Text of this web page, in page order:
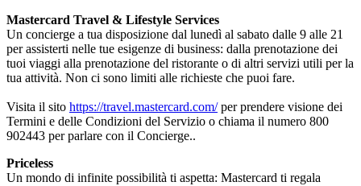
Mastercard Travel & Lifestyle Services
Un concierge a tua disposizione dal lunedì al sabato dalle 9 alle 21
per assisterti nelle tue esigenze di business: dalla prenotazione dei
tuoi viaggi alla prenotazione del ristorante o di altri servizi utili per la
tua attività. Non ci sono limiti alle richieste che puoi fare.
Visita il sito https://travel.mastercard.com/per prendere visione dei
Termini e delle Condizioni del Servizio o chiama il numero 800
902443 per parlare con il Concierge..
Priceless
Un mondo di infinite possibilità ti aspetta: Mastercard ti regala